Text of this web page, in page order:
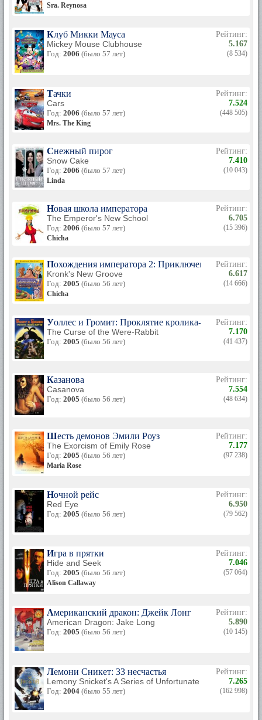
Sra. Reynosa
Клуб Микки Мауса
Mickey Mouse Clubhouse
Год: 2006 (было 57 лет)
Рейтинг:
5.167
(8 534)
Тачки
Cars
Год: 2006 (было 57 лет)
Mrs. The King
Рейтинг:
7.524
(448 505)
Снежный пирог
Snow Cake
Год: 2006 (было 57 лет)
Linda
Рейтинг:
7.410
(10 043)
Новая школа императора
The Emperor's New School
Год: 2006 (было 57 лет)
Chicha
Рейтинг:
6.705
(15 396)
Похождения императора 2: Приключения Кронка
Kronk's New Groove
Год: 2005 (было 56 лет)
Chicha
Рейтинг:
6.617
(14 666)
Уоллес и Громит: Проклятие кролика-оборотня
The Curse of the Were-Rabbit
Год: 2005 (было 56 лет)
Рейтинг:
7.170
(41 437)
Казанова
Casanova
Год: 2005 (было 56 лет)
Рейтинг:
7.554
(48 634)
Шесть демонов Эмили Роуз
The Exorcism of Emily Rose
Год: 2005 (было 56 лет)
Maria Rose
Рейтинг:
7.177
(97 238)
Ночной рейс
Red Eye
Год: 2005 (было 56 лет)
Рейтинг:
6.950
(79 562)
Игра в прятки
Hide and Seek
Год: 2005 (было 56 лет)
Alison Callaway
Рейтинг:
7.046
(57 064)
Американский дракон: Джейк Лонг
American Dragon: Jake Long
Год: 2005 (было 56 лет)
Рейтинг:
5.890
(10 145)
Лемони Сникет: 33 несчастья
Lemony Snicket's A Series of Unfortunate Events
Год: 2004 (было 55 лет)
Рейтинг:
7.265
(162 998)